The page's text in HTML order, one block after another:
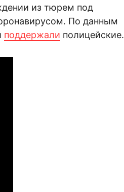
из тюрем под
По данным
поддержали полицейские.